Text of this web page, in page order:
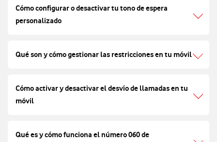
Cómo configurar o desactivar tu tono de espera
personalizado
Qué son y cómo gestionar las restricciones en tu móvil
Cómo activar y desactivar el desvío de llamadas en tu
móvil
Qué es y cómo funciona el número 060 de